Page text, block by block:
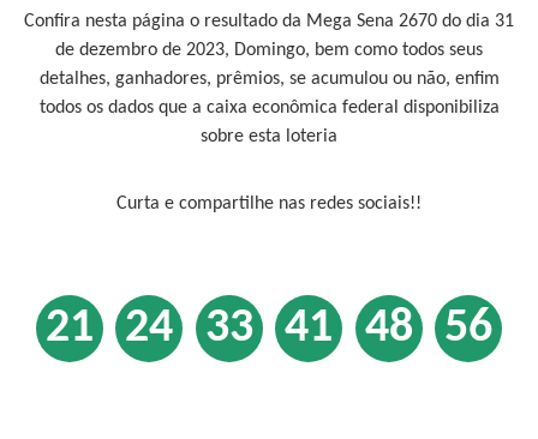
Confira nesta página o resultado da Mega Sena 2670 do dia 31
de dezembro de 2023, Domingo, bem como todos seus
detalhes, ganhadores, prêmios, se acumulou ou não, enfim
todos os dados que a caixa econômica federal disponibiliza
sobre esta loteria
Curta e compartilhe nas redes sociais!!
21 24 33 41 48 56